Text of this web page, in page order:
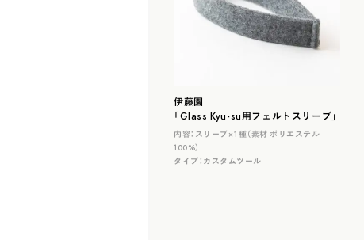
伊藤園
「Glass Kyu-su用フェルトスリーブ」
内容： スリーブ×１種（素材 ポリエステル
100%）
タイプ： カスタムツール